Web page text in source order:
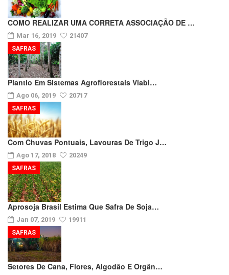
COMO REALIZAR UMA CORRETA ASSOCIAÇÃO DE …
Mar 16, 2019 21407
Plantio Em Sistemas Agroflorestais Viabi…
Ago 06, 2019 20717
SAFRAS
Com Chuvas Pontuais, Lavouras De Trigo J…
Ago 17, 2018 20249
SAFRAS
Aprosoja Brasil Estima Que Safra De Soja…
Jan 07, 2019 19911
SAFRAS
Setores De Cana, Flores, Algodão E Orgân…
SAFRAS